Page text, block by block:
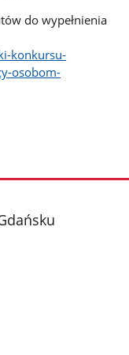
do wypełnienia
konkursu-
osobom-